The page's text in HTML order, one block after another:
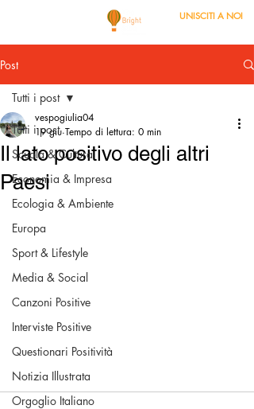
UNISCITI A NOI
Post
Tutti i post
Scuola & Cultura
Economia & Impresa
Ecologia & Ambiente
Europa
Sport & Lifestyle
Media & Social
Canzoni Positive
Interviste Positive
Questionari Positività
Notizia Illustrata
Orgoglio Italiano
Tutti i post
Il lato positivo degli altri
Paesi
vespogiulia04
19 giu Tempo di lettura: 0 min